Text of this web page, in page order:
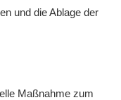
und die Ablage der
Maßnahme zum